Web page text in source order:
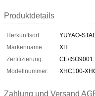
Produktdetails
Herkunftsort:
YUYAO-
Markenname:
XH
Zertifizierung:
CE/
Modellnummer:
XHC100-
Zahlung und Versand